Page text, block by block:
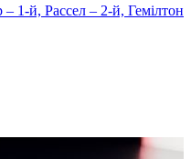
– 1-й, Рассел – 2-й, Гемілтон